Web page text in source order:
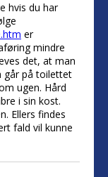
hvis du har
er
mindre
det, at man
går på toilettet
ugen. Hård
i sin kost.
Ellers findes
fald vil kunne